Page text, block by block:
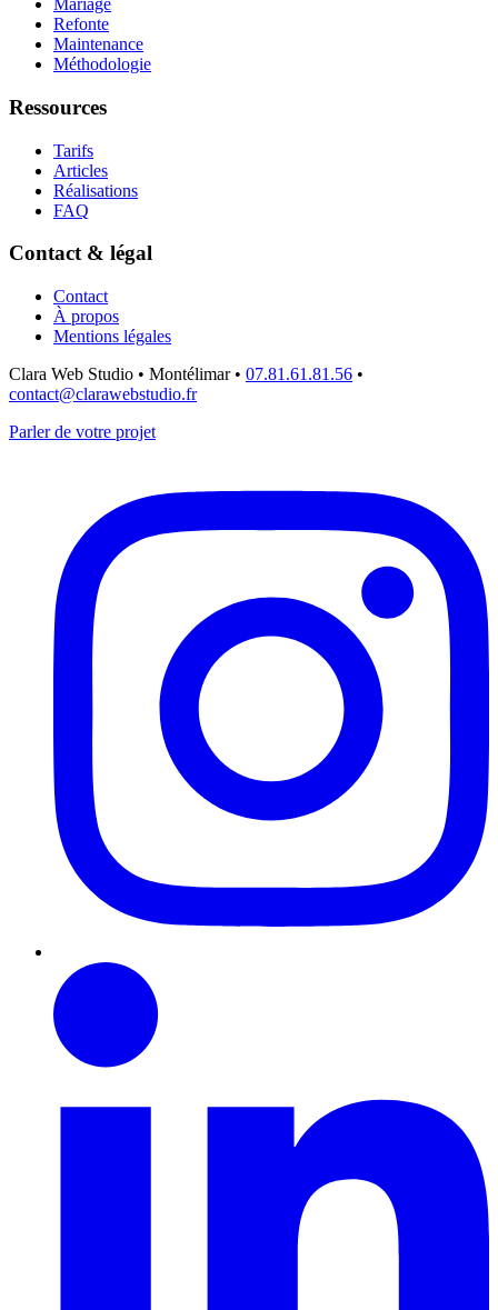
Mariage
Refonte
Maintenance
Méthodologie
Ressources
Tarifs
Articles
Réalisations
FAQ
Contact & légal
Contact
À propos
Mentions légales
Clara Web Studio • Montélimar • 07.81.61.81.56 •
contact@clarawebstudio.fr
Parler de votre projet